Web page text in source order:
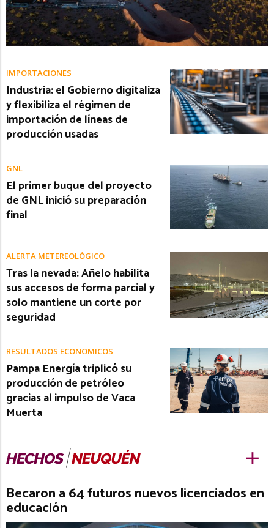
IMPORTACIONES
Industria: el Gobierno digitaliza
y flexibiliza el régimen de
importación de líneas de
producción usadas
GNL
El primer buque del proyecto
de GNL inició su preparación
final
ALERTA METEREOLÓGICO
Tras la nevada: Añelo habilita
sus accesos de forma parcial y
solo mantiene un corte por
seguridad
RESULTADOS ECONÓMICOS
Pampa Energía triplicó su
producción de petróleo
gracias al impulso de Vaca
Muerta
Becaron a 64 futuros nuevos licenciados en
educación